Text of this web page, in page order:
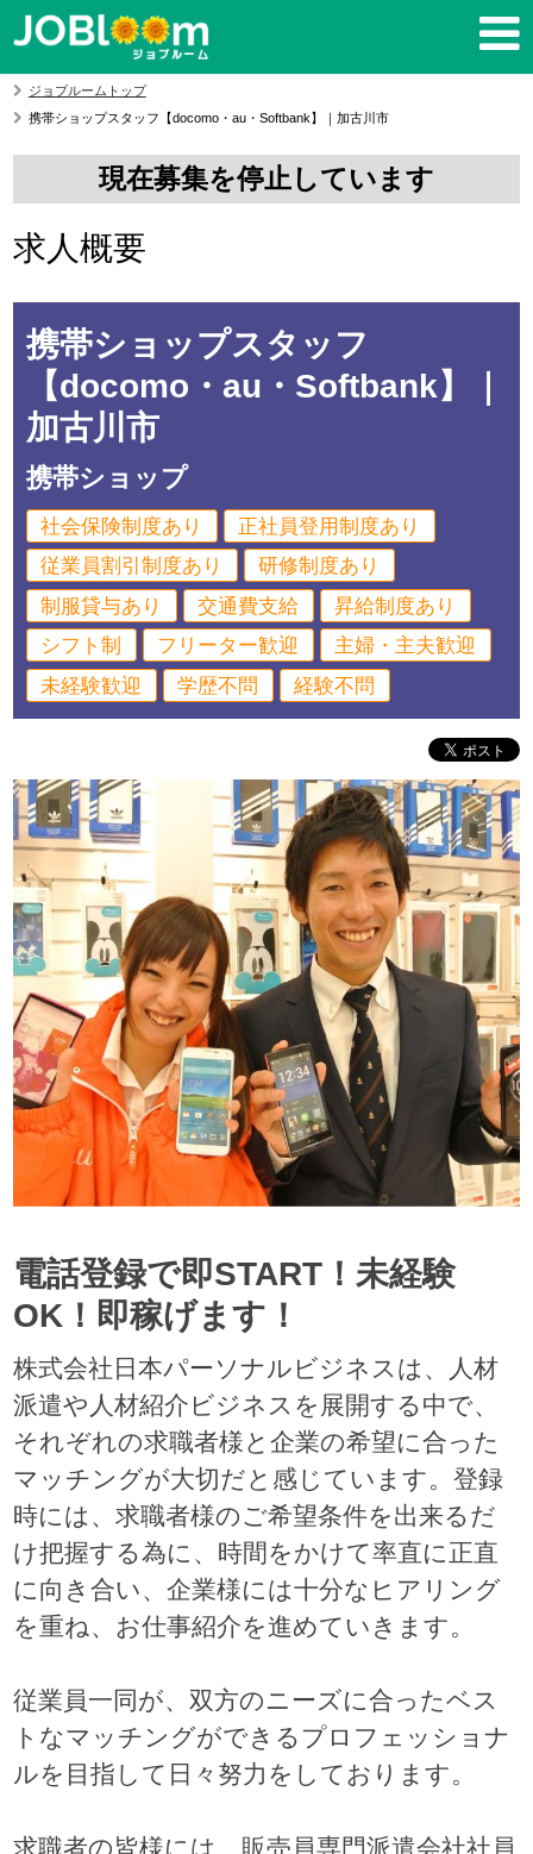
ジョブルームトップ
携帯ショップスタッフ【docomo・au・Softbank】｜加古川市
現在募集を停止しています
求人概要
携帯ショップスタッフ
【docomo・au・Softbank】｜
加古川市
携帯ショップ
社会保険制度あり
正社員登用制度あり
従業員割引制度あり
研修制度あり
制服貸与あり
交通費支給
昇給制度あり
シフト制
フリーター歓迎
主婦・主夫歓迎
未経験歓迎
学歴不問 経験不問
電話登録で即START！未経験
OK！即稼げます！
株式会社日本パーソナルビジネスは、人材
派遣や人材紹介ビジネスを展開する中で、
それぞれの求職者様と企業の希望に合った
マッチングが大切だと感じています。登録
時には、求職者様のご希望条件を出来るだ
け把握する為に、時間をかけて率直に正直
に向き合い、企業様には十分なヒアリング
を重ね、お仕事紹介を進めていきます。
従業員一同が、双方のニーズに合ったベス
トなマッチングができるプロフェッショナ
ルを目指して日々努力をしております。
求職者の皆様には、販売員専門派遣会社社員